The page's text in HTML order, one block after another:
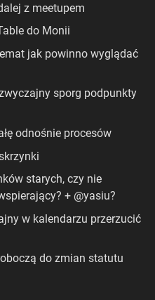
z meetupem
do Monii
jak powinno wyglądać
sporg podpunkty
odnośnie procesów
starych, czy nie
+ @yasiu?
w kalendarzu przerzucić
do zmian statutu